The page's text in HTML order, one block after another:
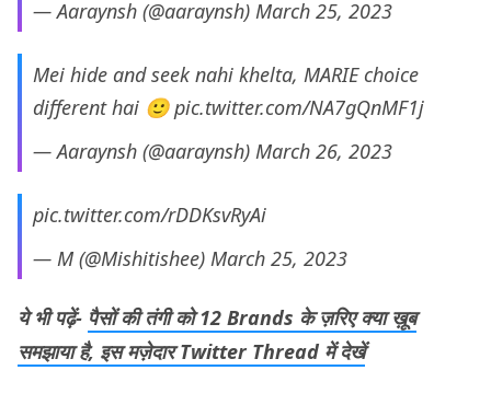
— Aaraynsh (@aaraynsh) March 25, 2023
Mei hide and seek nahi khelta, MARIE choice
different hai 🙂pic.twitter.com/NA7gQnMF1j
— Aaraynsh (@aaraynsh) March 26, 2023
pic.twitter.com/rDDKsvRyAi
— M (@Mishitishee) March 25, 2023
ये भी पढ़ें- पैसों की तंगी को 12 Brands के ज़रिए क्या ख़ूब
समझाया है, इस मज़ेदार Twitter Thread में देखें